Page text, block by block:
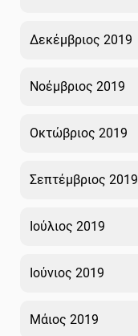
Δεκέμβριος 2019
Νοέμβριος 2019
Οκτώβριος 2019
Σεπτέμβριος 2019
Ιούλιος 2019
Ιούνιος 2019
Μάιος 2019